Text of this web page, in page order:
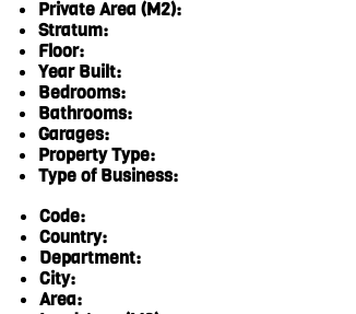
Private Area (M2):
Stratum:
Floor:
Year Built:
Bedrooms:
Bathrooms:
Garages:
Property Type:
Type of Business:
Code:
Country:
Department:
City:
Area: